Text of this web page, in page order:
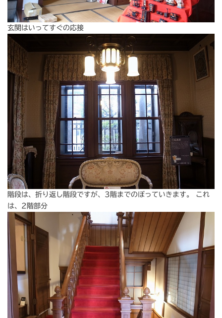
玄関はいってすぐの応接
階段は、折り返し階段ですが、3階までのぼっていきます。 これ
は、2階部分